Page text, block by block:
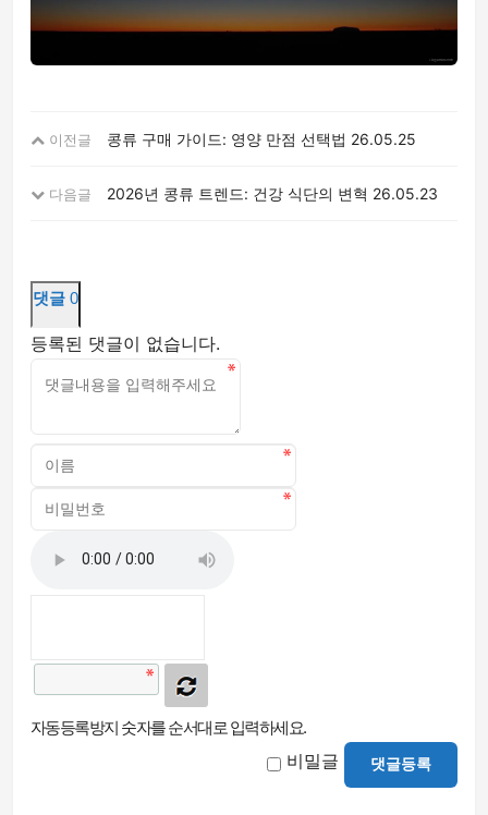
이전글 콩류 구매 가이드: 영양 만점 선택법 26.05.25
다음글 2026년 콩류 트렌드: 건강 식단의 변혁 26.05.23
댓글 0
등록된 댓글이 없습니다.
자동등록방지 숫자를 순서대로 입력하세요.
비밀글 댓글등록